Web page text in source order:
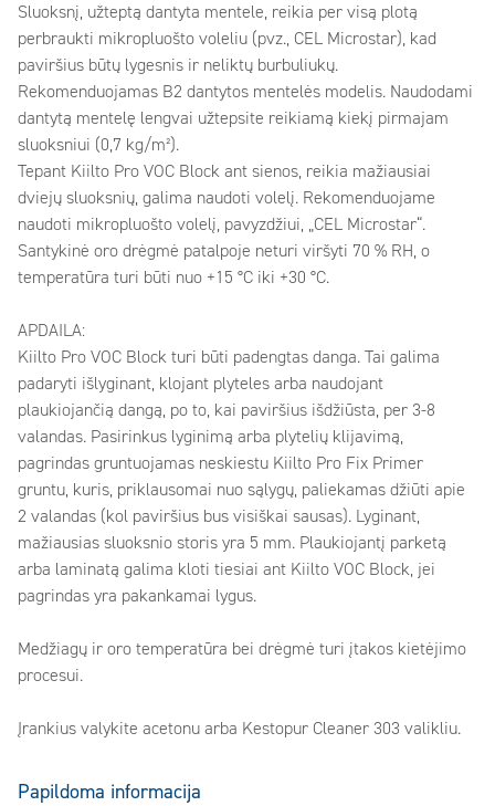
Sluoksnį, užteptą dantyta mentele, reikia per visą plotą
perbraukti mikropluošto voleliu (pvz., CEL Microstar), kad
paviršius būtų lygesnis ir neliktų burbuliukų.
Rekomenduojamas B2 dantytos mentelės modelis. Naudodami
dantytą mentelę lengvai užtepsite reikiamą kiekį pirmajam
sluoksniui (0,7 kg/m²).
Tepant Kiilto Pro VOC Block ant sienos, reikia mažiausiai
dviejų sluoksnių, galima naudoti volelį. Rekomenduojame
naudoti mikropluošto volelį, pavyzdžiui, „CEL Microstar“.
Santykinė oro drėgmė patalpoje neturi viršyti 70 % RH, o
temperatūra turi būti nuo +15 °C iki +30 °C.
APDAILA:
Kiilto Pro VOC Block turi būti padengtas danga. Tai galima
padaryti išlyginant, klojant plyteles arba naudojant
plaukiojančią dangą, po to, kai paviršius išdžiūsta, per 3-8
valandas. Pasirinkus lyginimą arba plytelių klijavimą,
pagrindas gruntuojamas neskiestu Kiilto Pro Fix Primer
gruntu, kuris, priklausomai nuo sąlygų, paliekamas džiūti apie
2 valandas (kol paviršius bus visiškai sausas). Lyginant,
mažiausias sluoksnio storis yra 5 mm. Plaukiojantį parketą
arba laminatą galima kloti tiesiai ant Kiilto VOC Block, jei
pagrindas yra pakankamai lygus.
Medžiagų ir oro temperatūra bei drėgmė turi įtakos kietėjimo
procesui.
Įrankius valykite acetonu arba Kestopur Cleaner 303 valikliu.
Papildoma informacija